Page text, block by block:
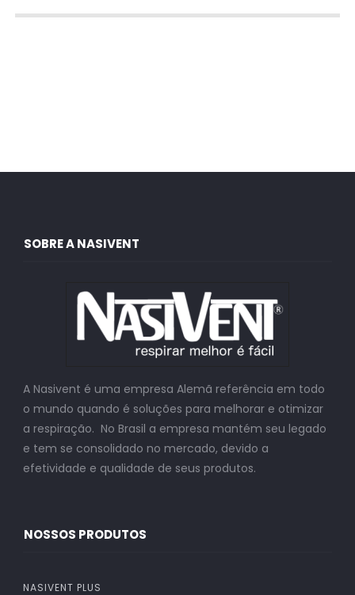
SOBRE A NASIVENT
A Nasivent é uma empresa Alemã referência em todo
o mundo quando é soluções para melhorar e otimizar
a respiração. No Brasil a empresa mantém seu legado
e tem se consolidado no mercado, devido a
efetividade e qualidade de seus produtos.
NOSSOS PRODUTOS
NASIVENT PLUS